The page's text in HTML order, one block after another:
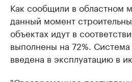
Как сообщили в областном
данный момент
объектах идут в
выполнены на 72%.
введена в эксплуатацию в